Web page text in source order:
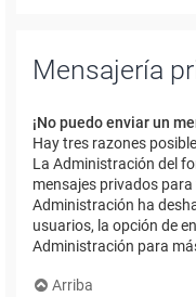
Mensajería
¡No puedo enviar un
Hay tres razones
La Administración del
mensajes privados
Administración ha
usuarios, la opción de
Administración para
Arriba